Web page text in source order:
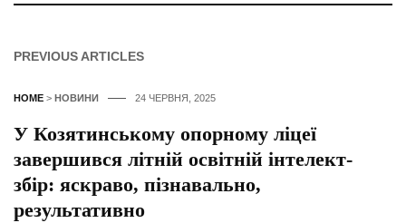
PREVIOUS ARTICLES
HOME > НОВИНИ 24 ЧЕРВНЯ, 2025
У Козятинському опорному ліцеї
завершився літній освітній інтелект-
збір: яскраво, пізнавально,
результативно